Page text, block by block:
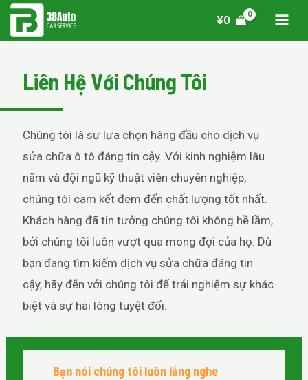
¥0
Liên Hệ Với Chúng Tôi
Chúng tôi là sự lựa chọn hàng đầu cho dịch vụ
sửa chữa ô tô đáng tin cậy. Với kinh nghiệm lâu
năm và đội ngũ kỹ thuật viên chuyên nghiệp,
chúng tôi cam kết đem đến chất lượng tốt nhất.
Khách hàng đã tin tưởng chúng tôi không hề lầm,
bởi chúng tôi luôn vượt qua mong đợi của họ. Dù
bạn đang tìm kiếm dịch vụ sửa chữa đáng tin
cậy, hãy đến với chúng tôi để trải nghiệm sự khác
biệt và sự hài lòng tuyệt đối.
Bạn nói chúng tôi luôn lắng nghe